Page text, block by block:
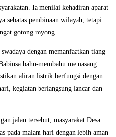
Ia menilai kehadiran aparat
sebatas pembinaan wilayah, tetapi
gotong royong.
dengan memanfaatkan tiang
bahu-membahu memasang
aliran listrik berfungsi dengan
kegiatan berlangsung lancar dan
jalan tersebut, masyarakat Desa
pada malam hari dengan lebih aman